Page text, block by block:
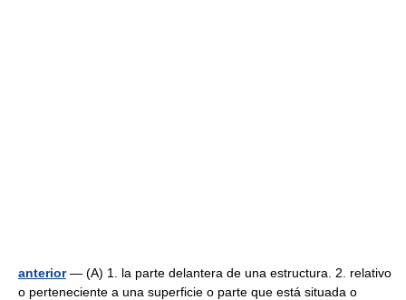
anterior— (A) 1. la parte delantera de una estructura. 2. relativo
o perteneciente a una superficie o parte que está situada o